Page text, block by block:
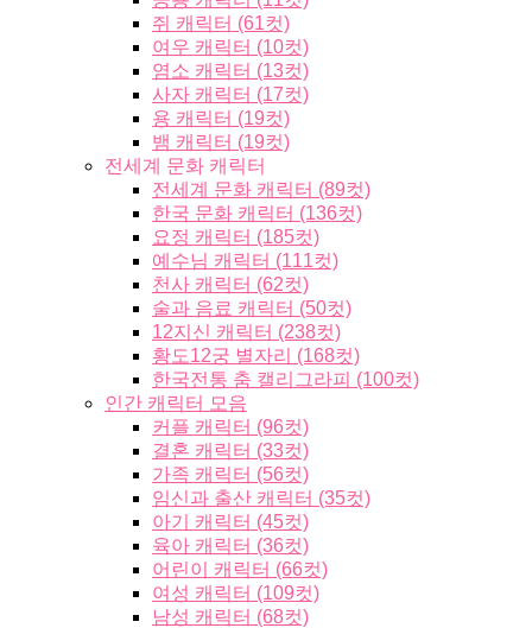
쥐 캐릭터 (61컷)
여우 캐릭터 (10컷)
염소 캐릭터 (13컷)
사자 캐릭터 (17컷)
용 캐릭터 (19컷)
뱀 캐릭터 (19컷)
전세계 문화 캐릭터
전세계 문화 캐릭터 (89컷)
한국 문화 캐릭터 (136컷)
요정 캐릭터 (185컷)
예수님 캐릭터 (111컷)
천사 캐릭터 (62컷)
술과 음료 캐릭터 (50컷)
12지신 캐릭터 (238컷)
황도12궁 별자리 (168컷)
한국전통 춤 캘리그라피 (100컷)
인간 캐릭터 모음
커플 캐릭터 (96컷)
결혼 캐릭터 (33컷)
가족 캐릭터 (56컷)
임신과 출산 캐릭터 (35컷)
아기 캐릭터 (45컷)
육아 캐릭터 (36컷)
어린이 캐릭터 (66컷)
여성 캐릭터 (109컷)
남성 캐릭터 (68컷)